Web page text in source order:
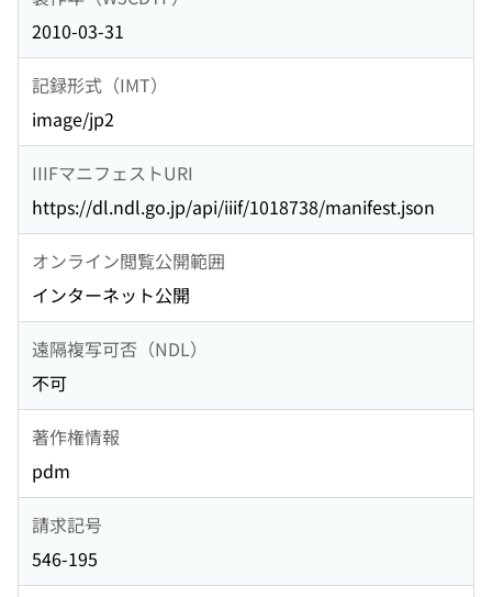
2010-03-31
記録形式（IMT）
image/jp2
IIIFマニフェストURI
https://dl.ndl.go.jp/api/iiif/1018738/manifest.json
オンライン閲覧公開範囲
インターネット公開
遠隔複写可否（NDL）
不可
著作権情報
pdm
請求記号
546-195